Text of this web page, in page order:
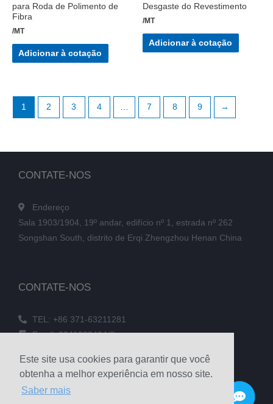
Este site usa cookies para garantir que você
obtenha a melhor experiência em nosso site.
Saber mais
para Roda de Polimento de
Fibra
/MT
Adicionar à cotação
Desgaste do Revestimento
/MT
Adicionar à cotação
1 2 3 4 … 7 8 9 →
CONTATE-NOS
TEL: +86 371-63211281
Email: 3241038404@qq.com
Telefone: +86 18039336686
CONTATE-NOS
Endereço
Sala 1903/1904, 19º andar, edifício nº 1, estrada nº 262
Songshan South, distrito de Erqi Zhengzhou Henan China